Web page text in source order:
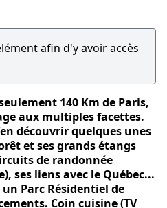
afin d'y avoir accès
140 Km de Paris,
aux multiples facettes.
découvrir quelques unes
et ses grands étangs
de randonnée
ses liens avec le Québec...
Parc Résidentiel de
Coin cuisine (TV